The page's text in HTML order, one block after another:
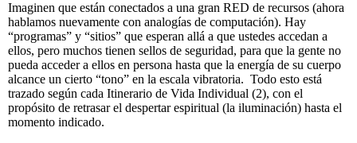
Imaginen que están conectados a una gran RED de recursos (ahora
hablamos nuevamente con analogías de computación). Hay
“programas” y “sitios” que esperan allá a que ustedes accedan a
ellos, pero muchos tienen sellos de seguridad, para que la gente no
pueda acceder a ellos en persona hasta que la energía de su cuerpo
alcance un cierto “tono” en la escala vibratoria. Todo esto está
trazado según cada Itinerario de Vida Individual (2), con el
propósito de retrasar el despertar espiritual (la iluminación) hasta el
momento indicado.